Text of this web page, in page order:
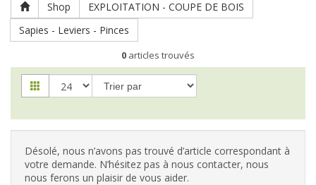
Shop
EXPLOITATION - COUPE DE BOIS
Sapies - Leviers - Pinces
0 articles trouvés
Désolé, nous n’avons pas trouvé d’article correspondant à
votre demande. N’hésitez pas à nous contacter, nous
nous ferons un plaisir de vous aider.